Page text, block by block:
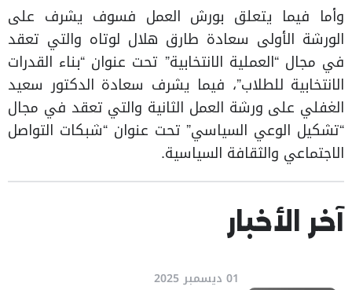
وأما فيما يتعلق بورش العمل فسوف يشرف على
الورشة الأولى سعادة طارق هلال لوتاه والتي تعقد
في مجال “العملية الانتخابية” تحت عنوان “بناء القدرات
الانتخابية للطلاب”، فيما يشرف سعادة الدكتور سعيد
الغفلي على ورشة العمل الثانية والتي تعقد في مجال
“تشكيل الوعي السياسي” تحت عنوان “شبكات التواصل
الاجتماعي والثقافة السياسية.
آخر الأخبار
01 ديسمبر 2025